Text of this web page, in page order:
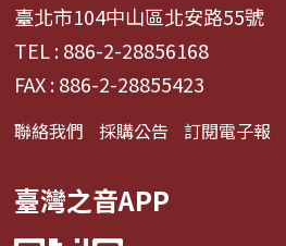
臺北市104中山區北安路55號
TEL : 886-2-28856168
FAX : 886-2-28855423
聯絡我們 採購公告 訂閱電子報
臺灣之音APP